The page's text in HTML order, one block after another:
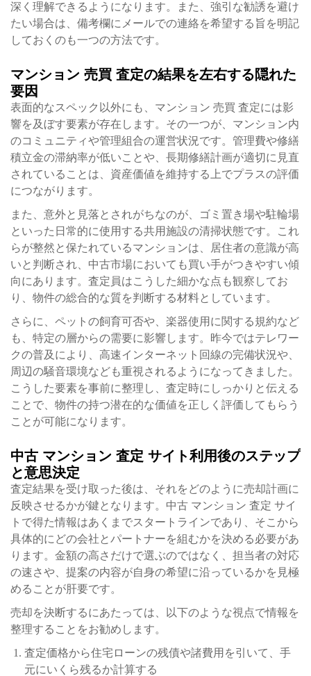
深く理解できるようになります。また、強引な勧誘を避け
たい場合は、備考欄にメールでの連絡を希望する旨を明記
しておくのも一つの方法です。
マンション 売買 査定の結果を左右する隠れた
要因
表面的なスペック以外にも、マンション 売買 査定には影
響を及ぼす要素が存在します。その一つが、マンション内
のコミュニティや管理組合の運営状況です。管理費や修繕
積立金の滞納率が低いことや、長期修繕計画が適切に見直
されていることは、資産価値を維持する上でプラスの評価
につながります。
また、意外と見落とされがちなのが、ゴミ置き場や駐輪場
といった日常的に使用する共用施設の清掃状態です。これ
らが整然と保たれているマンションは、居住者の意識が高
いと判断され、中古市場においても買い手がつきやすい傾
向にあります。査定員はこうした細かな点も観察してお
り、物件の総合的な質を判断する材料としています。
さらに、ペットの飼育可否や、楽器使用に関する規約など
も、特定の層からの需要に影響します。昨今ではテレワー
クの普及により、高速インターネット回線の完備状況や、
周辺の騒音環境なども重視されるようになってきました。
こうした要素を事前に整理し、査定時にしっかりと伝える
ことで、物件の持つ潜在的な価値を正しく評価してもらう
ことが可能になります。
中古 マンション 査定 サイト利用後のステップ
と意思決定
査定結果を受け取った後は、それをどのように売却計画に
反映させるかが鍵となります。中古 マンション 査定 サイ
トで得た情報はあくまでスタートラインであり、そこから
具体的にどの会社とパートナーを組むかを決める必要があ
ります。金額の高さだけで選ぶのではなく、担当者の対応
の速さや、提案の内容が自身の希望に沿っているかを見極
めることが肝要です。
売却を決断するにあたっては、以下のような視点で情報を
整理することをお勧めします。
査定価格から住宅ローンの残債や諸費用を引いて、手
元にいくら残るか計算する